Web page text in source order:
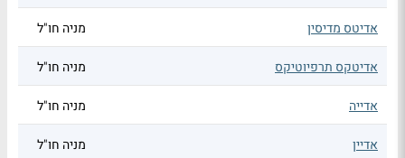
אדיטס מדיסין מניה חו"ל
אדיטקס תרפיוטיקס מניה חו"ל
אדייה מניה חו"ל
אדיין מניה חו"ל